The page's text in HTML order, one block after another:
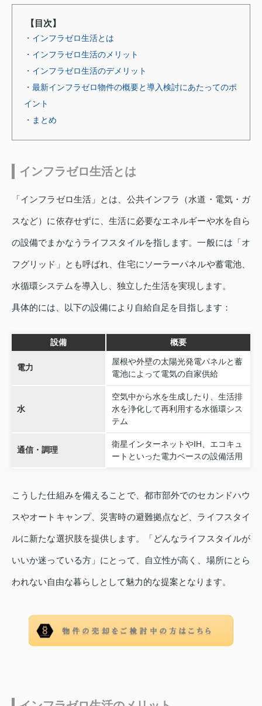
【目次】
・インフラゼロ生活とは
・インフラゼロ生活のメリット
・インフラゼロ生活のデメリット
・最新インフラゼロ物件の概要と導入検討にあたってのポ
イント
・まとめ
インフラゼロ生活とは
「インフラゼロ生活」とは、公共インフラ（水道・電気・ガ
スなど）に依存せずに、生活に必要なエネルギーや水を自ら
の設備でまかなうライフスタイルを指します。一般には「オ
フグリッド」とも呼ばれ、住宅にソーラーパネルや蓄電池、
水循環システムを導入し、独立した生活を実現します。
具体的には、以下の設備により自給自足を目指します：
設備 概要
電力
屋根や外壁の太陽光発電パネルと蓄
電池によって電気の自家供給
水
空気中から水を生成したり、生活排
水を浄化して再利用する水循環シス
テム
通信・調理
衛星インターネットやIH、エコキュ
ートといった電力ベースの設備活用
こうした仕組みを備えることで、都市部外でのセカンドハウ
スやオートキャンプ、災害時の避難拠点など、ライフスタイ
ルに新たな選択肢を提供します。「どんなライフスタイルが
いいか迷っている方」にとって、自立性が高く、場所にとら
われない自由な暮らしとして魅力的な提案となります。